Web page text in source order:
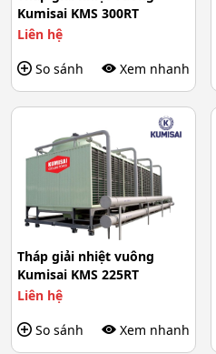
Kumisai KMS 300RT
Liên hệ
So sánh
Xem nhanh
Tháp giải nhiệt vuông
Kumisai KMS 225RT
Liên hệ
So sánh
Xem nhanh